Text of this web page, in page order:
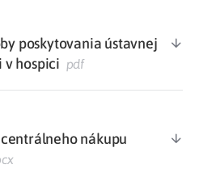
poskytovania ústavnej
hospici pdf
nákupu